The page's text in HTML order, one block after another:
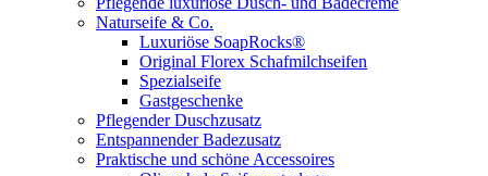
Naturseife & Co.
Luxuriöse SoapRocks®
Original Florex Schafmilchseifen
Spezialseife
Gastgeschenke
Pflegender Duschzusatz
Entspannender Badezusatz
Praktische und schöne Accessoires